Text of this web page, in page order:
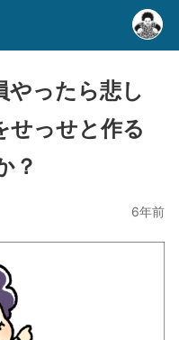
やったら悲し
せっせと作る
？
6年前